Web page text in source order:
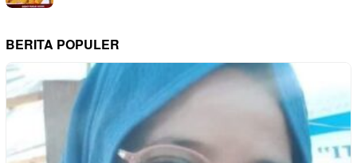
BERITA POPULER